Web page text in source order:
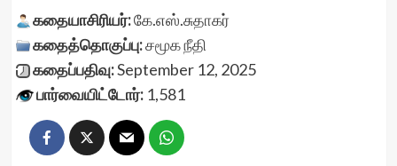
கதையாசிரியர்:கே.எஸ்.சுதாகர்
கதைத்தொகுப்பு:சமூக நீதி
கதைப்பதிவு:September 12, 2025
பார்வையிட்டோர்:1,581